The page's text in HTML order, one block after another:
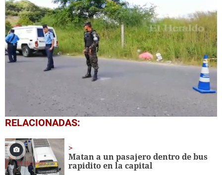
0
seconds
1
minute,
5
seconds
RELACIONADAS:
Matan a un pasajero dentro de bus
rapidito en la capital